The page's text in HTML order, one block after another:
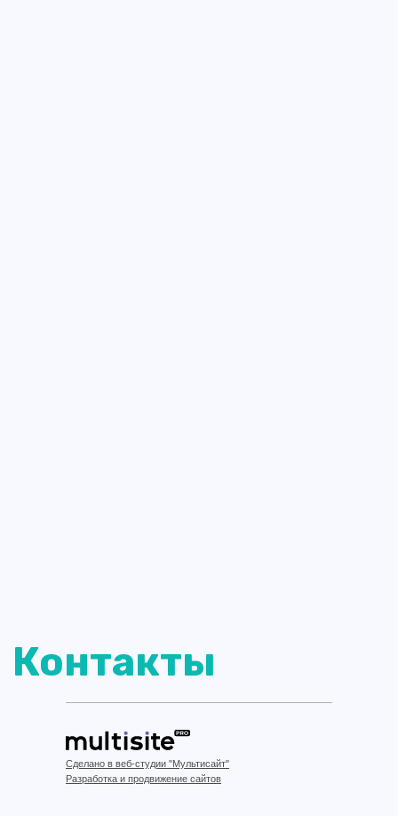
Сделано в веб-студии "Мультисайт"
Разработка и продвижение сайтов